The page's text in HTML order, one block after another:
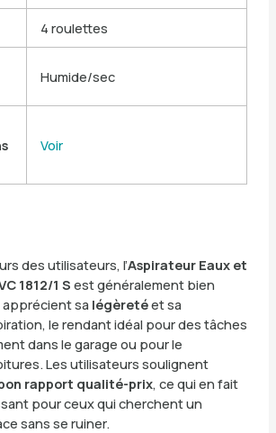
4 roulettes
Humide/sec
Voir
des utilisateurs, l’Aspirateur Eaux et
1812/1 S est généralement bien
sa légèretéet sa
le rendant idéal pour des tâches
dans le garage ou pour le
Les utilisateurs soulignent
rapport qualité-prix, ce qui en fait
pour ceux qui cherchent un
sans se ruiner.